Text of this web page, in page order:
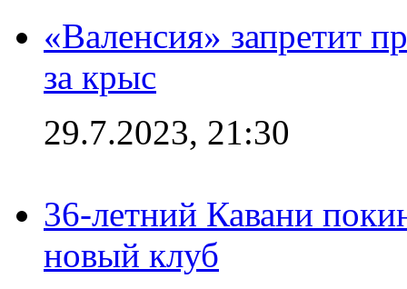
«Валенсия» запретит
за крыс
29.7.2023, 21:30
36-летний Кавани
новый клуб